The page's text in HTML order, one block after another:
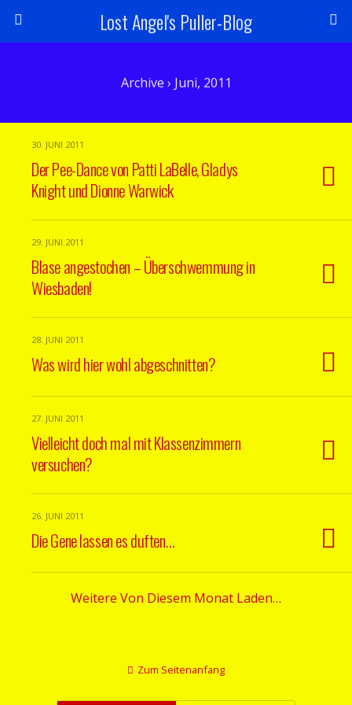
Lost Angel's Puller-Blog
Archive › Juni, 2011
30. JUNI 2011
Der Pee-Dance von Patti LaBelle, Gladys
Knight und Dionne Warwick
29. JUNI 2011
Blase angestochen – Überschwemmung in
Wiesbaden!
28. JUNI 2011
Was wird hier wohl abgeschnitten?
27. JUNI 2011
Vielleicht doch mal mit Klassenzimmern
versuchen?
26. JUNI 2011
Die Gene lassen es duften…
Weitere Von Diesem Monat Laden…
Zum Seitenanfang